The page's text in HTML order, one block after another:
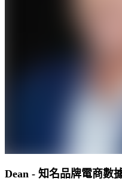
Dean - 知名品牌電商數